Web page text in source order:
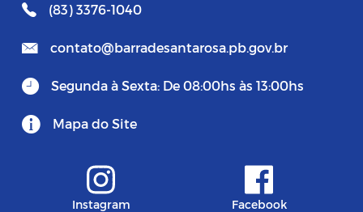
(83) 3376-1040
contato@barradesantarosa.pb.gov.br
Segunda à Sexta: De 08:00hs às 13:00hs
Mapa do Site
Instagram Facebook